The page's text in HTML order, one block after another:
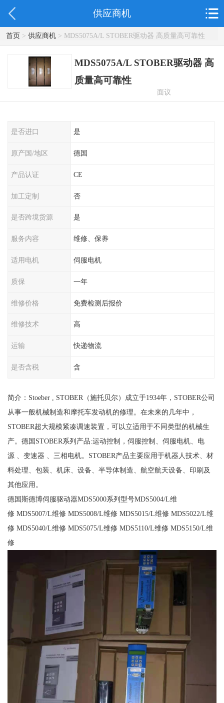
供应商机
首页> 供应商机> MDS5075A/L STOBER驱动器 高质量高可靠性
MDS5075A/L STOBER驱动器 高
质量高可靠性
面议
是否进口 是
原产国/地区 德国
产品认证 CE
加工定制 否
是否跨境货源 是
服务内容 维修、保养
适用电机 伺服电机
质保 一年
维修价格 免费检测后报价
维修技术 高
运输 快递物流
是否含税 含
简介：Stoeber , STOBER（施托贝尔）成立于1934年，STOBER公司
从事一般机械制造和摩托车发动机的修理。在未来的几年中，
STOBER超大规模紧凑调速装置，可以立适用于不同类型的机械生
产。德国STOBER系列产品:运动控制，伺服控制、伺服电机、电
源 、变速器 、三相电机。STOBER产品主要应用于机器人技术、材
料处理、包装、机床、设备、半导体制造、航空航天设备、印刷及
其他应用。
德国斯德博伺服驱动器MDS5000系列型号MDS5004/L维
修 MDS5007/L维修 MDS5008/L维修 MDS5015/L维修 MDS5022/L维
修 MDS5040/L维修 MDS5075/L维修 MDS5110/L维修 MDS5150/L维
修